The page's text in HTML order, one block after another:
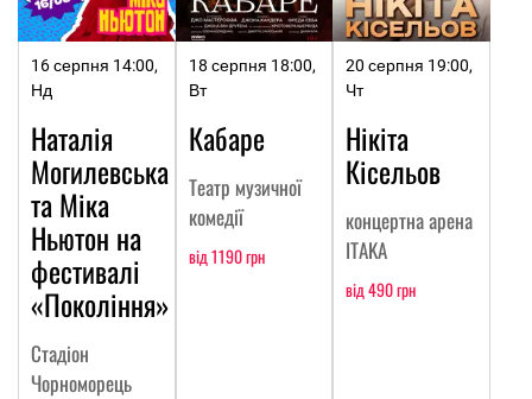
16 серпня 14:00,
Нд
Наталія
Могилевська
та Міка
Ньютон на
фестивалі
«Покоління»
Стадіон
Чорноморець
18 серпня 18:00,
Вт
Кабаре
Театр музичної
комедії
від 1190 грн
20 серпня 19:00,
Чт
Нікіта
Кісельов
концертна арена
ITAKA
від 490 грн